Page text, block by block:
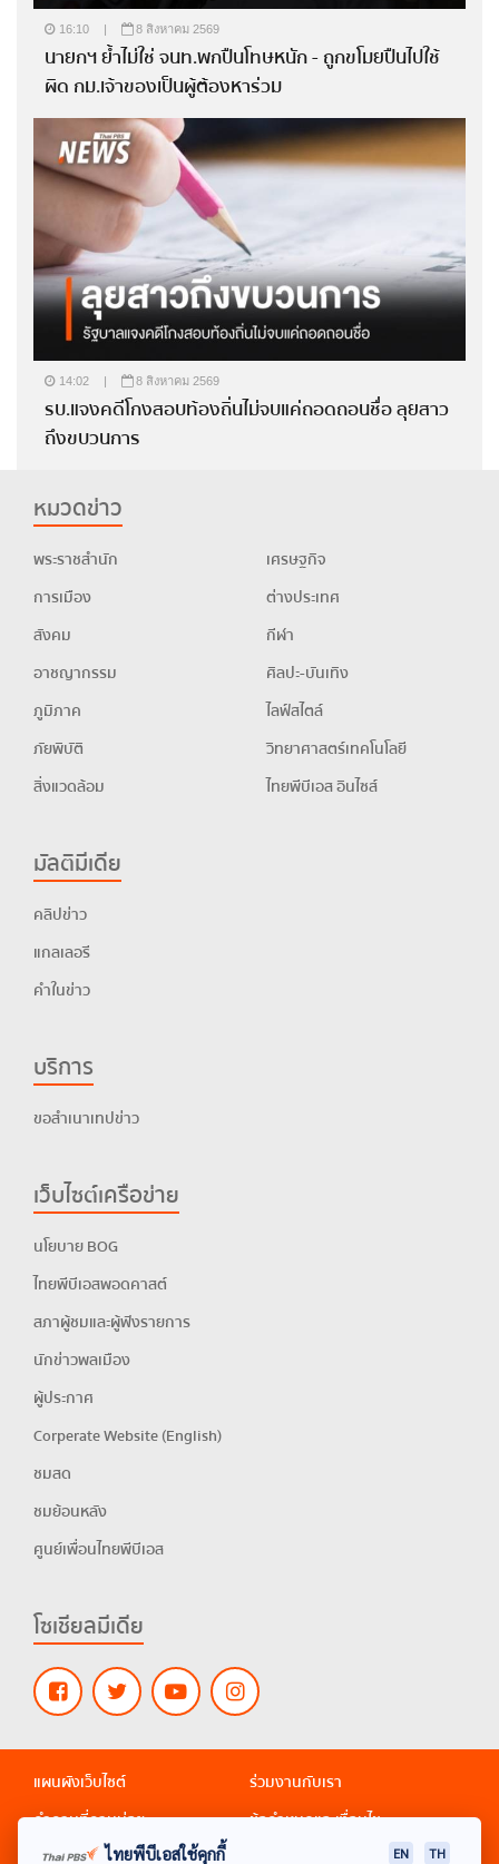
16:10 | 8 สิงหาคม 2569
นายกฯ ย้ำไม่ใช่ จนท.พกปืนโทษหนัก - ถูกขโมยปืนไปใช้
ผิด กม.เจ้าของเป็นผู้ต้องหาร่วม
14:02 8 สิงหาคม 2569
รบ.แจงคดีโกงสอบท้องถิ่นไม่จบแค่ถอดถอนชื่อ ลุยสาว
ถึงขบวนการ
หมวดข่าว
พระราชสำนัก
การเมือง
สังคม
อาชญากรรม
ภูมิภาค
ภัยพิบัติ
สิ่งแวดล้อม
เศรษฐกิจ
ต่างประเทศ
กีฬา
ศิลปะ-บันเทิง
ไลฟ์สไตล์
วิทยาศาสตร์เทคโนโลยี
ไทยพีบีเอส อินไซส์
มัลติมีเดีย
คลิปข่าว
แกลเลอรี
คำในข่าว
บริการ
ขอสำเนาเทปข่าว
เว็บไซต์เครือข่าย
นโยบาย BOG
ไทยพีบีเอสพอดคาสต์
สภาผู้ชมและผู้ฟังรายการ
นักข่าวพลเมือง
ผู้ประกาศ
Corperate Website (English)
ชมสด
ชมย้อนหลัง
ศูนย์เพื่อนไทยพีบีเอส
โซเชียลมีเดีย
แผนผังเว็บไซต์
คำถามที่ถามบ่อย
นโยบายส่วนบุคคล
ร่วมงานกับเรา
ข้อกำหนดและเงื่อนไข
ไทยพีบีเอสใช้คุกกี้ EN TH